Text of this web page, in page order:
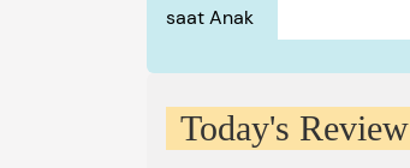
Today's Review